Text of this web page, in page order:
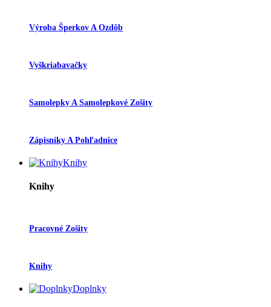
Výroba Šperkov A Ozdôb
Vyškriabavačky
Samolepky A Samolepkové Zošity
Zápisníky A Pohľadnice
Knihy
Knihy
Pracovné Zošity
Knihy
Doplnky